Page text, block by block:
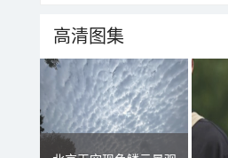
高清图集